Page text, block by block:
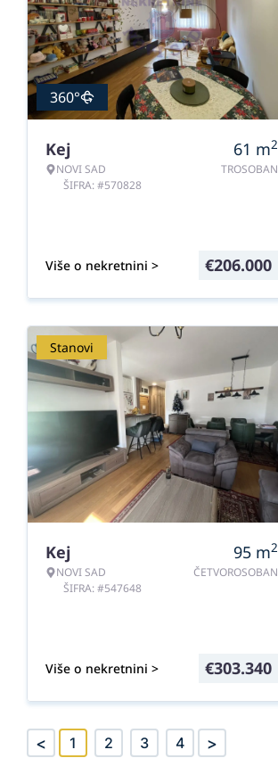
360°
Kej
NOVI SAD
ŠIFRA: #570828
61 m2
TROSOBAN
Više o nekretnini > €206.000
Stanovi
Kej
NOVI SAD
ŠIFRA: #547648
95 m2
ČETVOROSOBAN
Više o nekretnini > €303.340
< 1 2 3 4 >